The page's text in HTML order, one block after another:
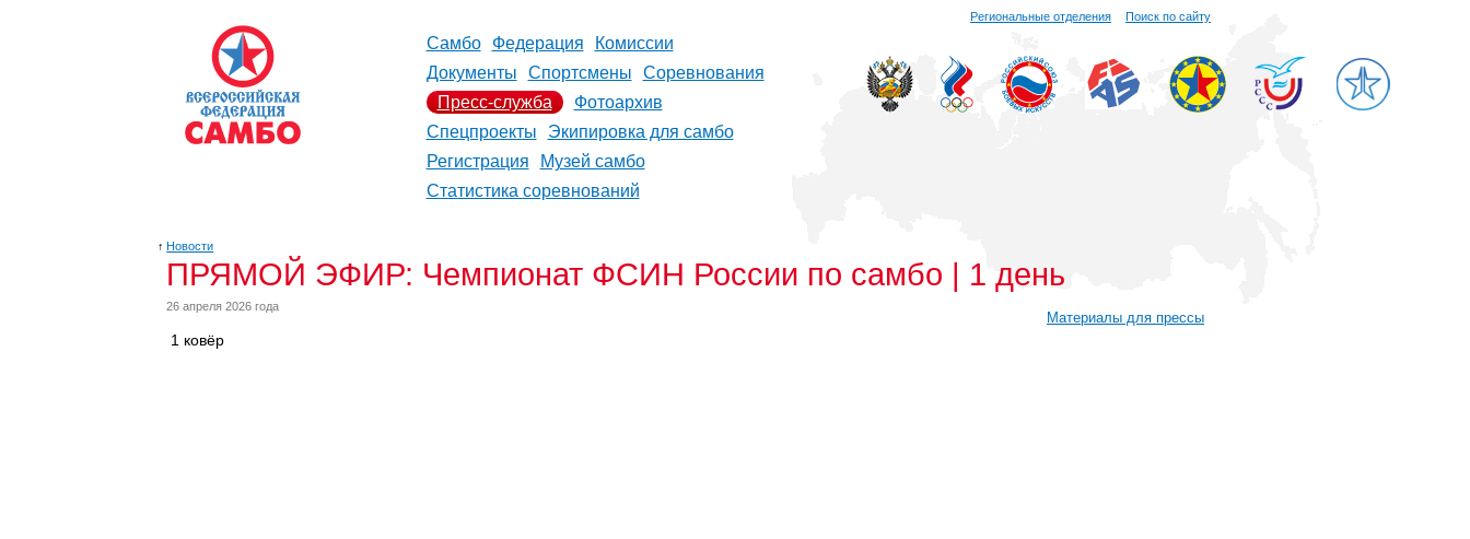
Региональные отделения Поиск по сайту
Самбо Федерация
Комиссии
Документы
Спортсмены
Соревнования
Пресс-служба
Фотоархив
Спецпроекты
Экипировка для самбо
Регистрация
Музей самбо
Статистика соревнований
↑ Новости
ПРЯМОЙ ЭФИР: Чемпионат ФСИН России по самбо | 1 день
26 апреля 2026 года
1 ковёр
Материалы для прессы